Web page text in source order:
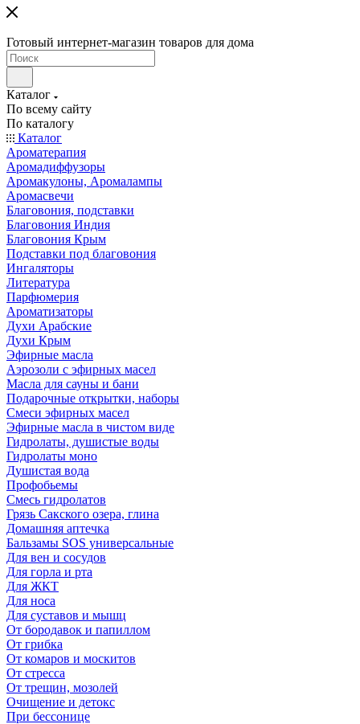
Готовый интернет-магазин товаров для дома
Каталог
По всему сайту
По каталогу
Каталог
Ароматерапия
Аромадиффузоры
Аромакулоны, Аромалампы
Аромасвечи
Благовония, подставки
Благовония Индия
Благовония Крым
Подставки под благовония
Ингаляторы
Литература
Парфюмерия
Ароматизаторы
Духи Арабские
Духи Крым
Эфирные масла
Аэрозоли с эфирных масел
Масла для сауны и бани
Подарочные открытки, наборы
Смеси эфирных масел
Эфирные масла в чистом виде
Гидролаты, душистые воды
Гидролаты моно
Душистая вода
Профобьемы
Смесь гидролатов
Грязь Сакского озера, глина
Домашняя аптечка
Бальзамы SOS универсальные
Для вен и сосудов
Для горла и рта
Для ЖКТ
Для носа
Для суставов и мышц
От бородавок и папиллом
От грибка
От комаров и москитов
От стресса
От трещин, мозолей
Очищение и детокс
При бессонице